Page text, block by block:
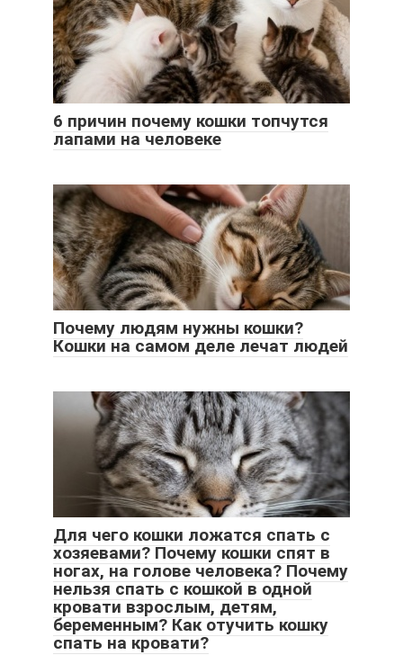
6 причин почему кошки топчутся
лапами на человеке
Почему людям нужны кошки?
Кошки на самом деле лечат людей
Для чего кошки ложатся спать с
хозяевами? Почему кошки спят в
ногах, на голове человека? Почему
нельзя спать с кошкой в одной
кровати взрослым, детям,
беременным? Как отучить кошку
спать на кровати?